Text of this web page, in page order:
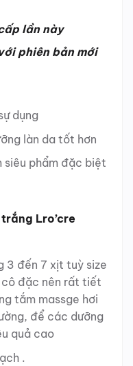
lần này
phiên bản mới
dụng
làn da tốt hơn
siêu phẩm đặc biệt
Lro’cre
3 đến 7 xịt tuỳ size
cô đặc nên rất tiết
tắm massge hơi
để các dưỡng
quả cao
.